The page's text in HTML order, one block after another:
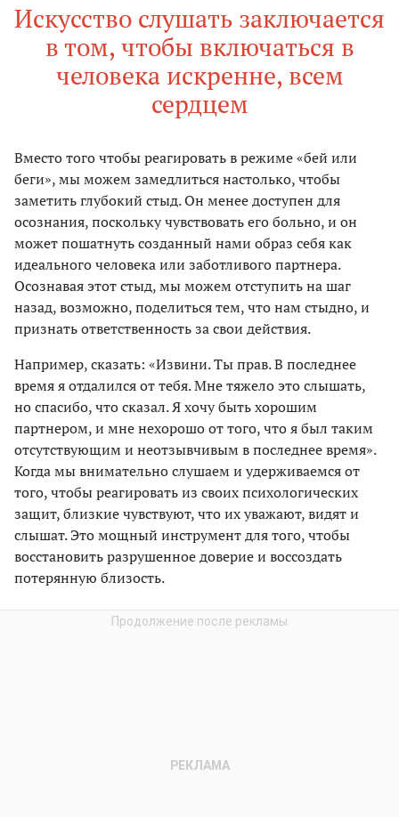
Искусство слушать заключается
в том, чтобы включаться в
человека искренне, всем
сердцем
Вместо того чтобы реагировать в режиме «бей или
беги», мы можем замедлиться настолько, чтобы
заметить глубокий стыд. Он менее доступен для
осознания, поскольку чувствовать его больно, и он
может пошатнуть созданный нами образ себя как
идеального человека или заботливого партнера.
Осознавая этот стыд, мы можем отступить на шаг
назад, возможно, поделиться тем, что нам стыдно, и
признать ответственность за свои действия.
Например, сказать: «Извини. Ты прав. В последнее
время я отдалился от тебя. Мне тяжело это слышать,
но спасибо, что сказал. Я хочу быть хорошим
партнером, и мне нехорошо от того, что я был таким
отсутствующим и неотзывчивым в последнее время».
Когда мы внимательно слушаем и удерживаемся от
того, чтобы реагировать из своих психологических
защит, близкие чувствуют, что их уважают, видят и
слышат. Это мощный инструмент для того, чтобы
восстановить разрушенное доверие и воссоздать
потерянную близость.